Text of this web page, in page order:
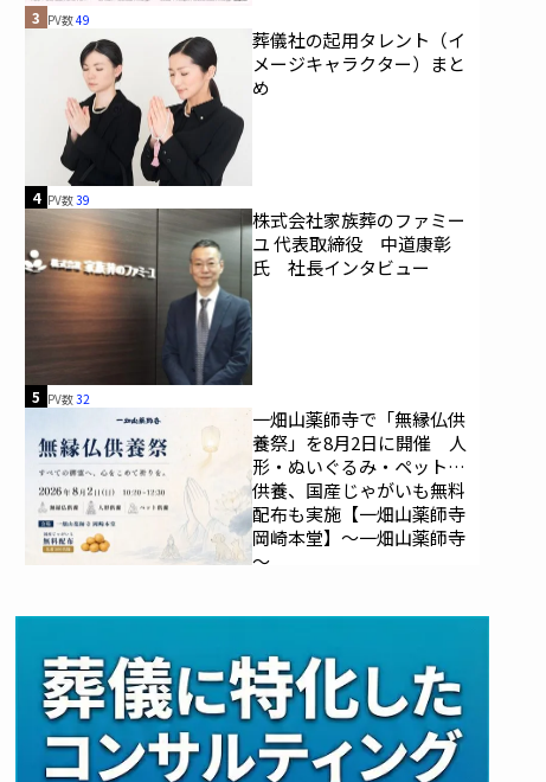
3 PV数49
葬儀社の起用タレント（イ
メージキャラクター）まと
め
4 PV数39
株式会社家族葬のファミー
ユ 代表取締役 中道康彰
氏 社長インタビュー
5 PV数32
一畑山薬師寺で「無縁仏供
養祭」を8月2日に開催 人
形・ぬいぐるみ・ペットの
供養、国産じゃがいも無料
配布も実施【一畑山薬師寺
岡崎本堂】～一畑山薬師寺
～